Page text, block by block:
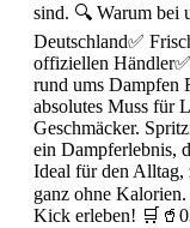
sind. 🔍 Warum bei
Deutschland✅
offiziellen
rund ums Dampfen
absolutes Muss für
Geschmäcker.
ein Dampferlebnis,
Ideal für den Alltag,
ganz ohne
Kick erleben!